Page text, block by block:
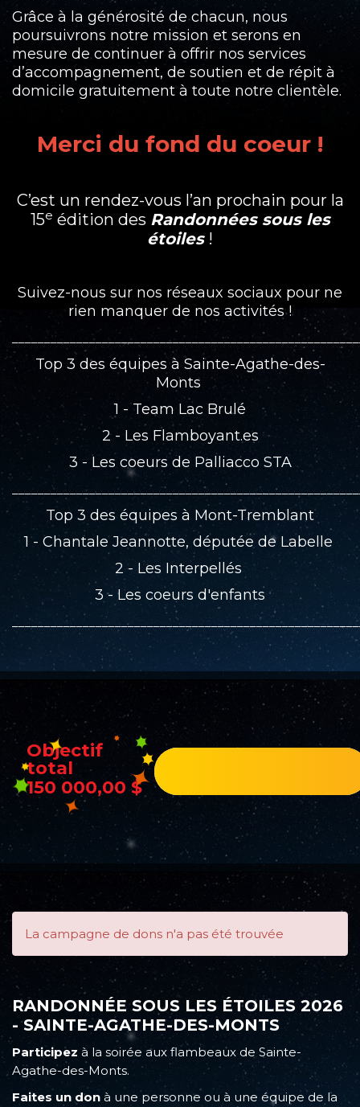
Grâce à la générosité de chacun, nous
poursuivrons notre mission et serons en
mesure de continuer à offrir nos services
d’accompagnement, de soutien et de répit à
domicile gratuitement à toute notre clientèle.
Merci du fond du coeur !
C’est un rendez-vous l’an prochain pour la
15e édition des Randonnées sous les
étoiles!
Suivez-nous sur nos réseaux sociaux pour ne
rien manquer de nos activités !
Top 3 des équipes à Sainte-Agathe-des-
Monts
1 - Team Lac Brulé
2 - Les Flamboyant.es
3 - Les coeurs de Palliacco STA
Top 3 des équipes à Mont-Tremblant
1 - Chantale Jeannotte, députée de Labelle
2 - Les Interpellés
3 - Les coeurs d'enfants
Objectif
total
150 000,00 $
La campagne de dons n'a pas été trouvée
RANDONNÉE SOUS LES ÉTOILES 2026
- SAINTE-AGATHE-DES-MONTS
Participez à la soirée aux flambeaux de Sainte-
Agathe-des-Monts.
Faites un don à une personne ou à une équipe de la